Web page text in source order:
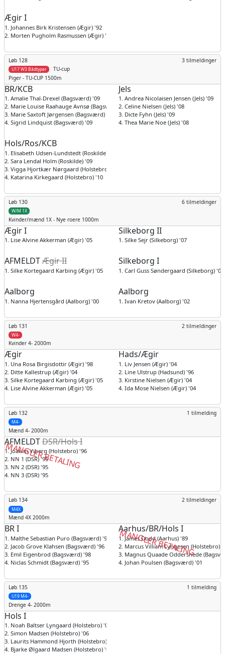
Ægir I
1. Johannes Birk Kristensen (Ægir) '92
2. Morten Pugholm Rasmussen (Ægir) '79
Løb 128
TU-cup
3 tilmeldinger
U17 W3 Bådtyper
Piger - TU-CUP 1500m
BR/KCB
1. Amalie Thal-Drexel (Bagsværd) '09
2. Marie Louise Raahauge Avnsø (Bagsværd) '09
3. Marie Saxtoft Jørgensen (Bagsværd) '09
4. Sigrid Lindquist (Bagsværd) '09
Jels
1. Andrea Nicolaisen Jensen (Jels) '09
2. Celine Nielsen (Jels) '08
3. Dicte Fyhn (Jels) '09
4. Thea Marie Noe (Jels) '08
Hols/Ros/KCB
1. Elisabeth Udsen-Lundstedt (Roskilde) '08
2. Sara Lendal Holm (Roskilde) '09
3. Vigga Hjortkær Nørgaard (Holstebro) '09
4. Katarina Kirkegaard (Holstebro) '10
Løb 130 6 tilmeldinger
W/M 1X
Kvinder/mænd 1X - Nye roere 1000m
Ægir I
1. Lise Alvine Akkerman (Ægir) '05
Silkeborg II
1. Silke Sejr (Silkeborg) '07
AFMELDTÆgir II
1. Silke Kortegaard Karbing (Ægir) '05
Silkeborg I
1. Carl Guss Søndergaard (Silkeborg) '00
Aalborg
1. Nanna Hjertensgård (Aalborg) '00
Aalborg
1. Ivan Kretov (Aalborg) '02
Løb 131 2 tilmeldinger
W4-
Kvinder 4- 2000m
Ægir
1. Una Rosa Birgisdottir (Ægir) '98
2. Ditte Kallestrup (Ægir) '04
3. Silke Kortegaard Karbing (Ægir) '05
4. Lise Alvine Akkerman (Ægir) '05
Hads/Ægir
1. Liv Jensen (Ægir) '04
2. Line Ulstrup (Hadsund) '96
3. Kirstine Nielsen (Ægir) '04
4. Ida Mose Nielsen (Ægir) '04
Løb 132 1 tilmelding
M4-
Mænd 4- 2000m
AFMELDTDSR/Hols I
MANGLER BETALING
1. Joakim Viberg (Holstebro) '96
2. NN 1 (DSR) '95
3. NN 2 (DSR) '95
4. NN 3 (DSR) '95
Løb 134 2 tilmeldinger
M4X
Mænd 4X 2000m
BR I
1. Malthe Sebastian Puro (Bagsværd) '96
2. Jacob Grove Klahsen (Bagsværd) '96
3. Emil Eigenbrod (Bagsværd) '98
4. Niclas Schmidt (Bagsværd) '95
Aarhus/BR/Hols I
MANGLER BETALING
1. James Dodd (Aarhus) '89
2. Marcus Villiam Lyngesen (Holstebro)
3. Magnus Quaade Oddershede
4. Johan Poulsen (Bagsværd) '01
Løb 135 1 tilmelding
U19 M4-
Drenge 4- 2000m
Hols I
1. Noah Baltser Lyngaard (Holstebro) '07
2. Simon Madsen (Holstebro) '06
3. Laurits Hammond Hjorth (Holstebro) '06
4. Bjarke Ølgaard Madsen (Holstebro) '06